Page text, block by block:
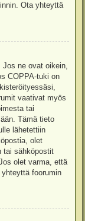
Ota yhteyttä
ne ovat oikein,
COPPA-tuki on
vaativat myös
tai
Tämä tieto
lähetettiin
olet
tai sähköpostit
olet varma, että
foorumin